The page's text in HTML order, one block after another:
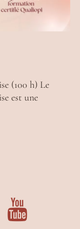
(100 h) Le
est une